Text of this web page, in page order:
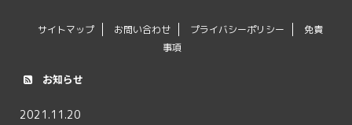
サイトマップ お問い合わせ プライバシーポリシー
免責
事項
お知らせ
2021.11.20